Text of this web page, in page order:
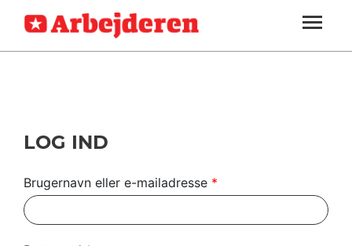
SEKTIONER
ARBEJDEREN
MENER
UDLAND
SOUNDCLOUD
ABONNER
LOG IND
LOG IND
Brugernavn eller e-mailadresse *